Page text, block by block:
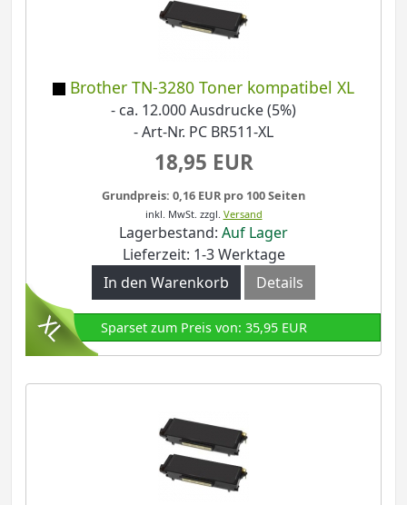
Brother TN-3280 Toner kompatibel XL
- ca. 12.000 Ausdrucke (5%)
- Art-Nr. PC BR511-XL
18,95 EUR
Grundpreis: 0,16 EUR pro 100 Seiten
inkl. MwSt. zzgl. Versand
Lagerbestand: Auf Lager
Lieferzeit: 1-3 Werktage
In den Warenkorb
Details
Sparset zum Preis von: 35,95 EUR